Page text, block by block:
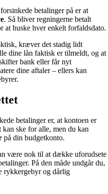
betalinger på er at
. Så bliver regningerne betalt
at huske hver enkelt forfaldsdato.
kræver det stadig lidt
dine lån faktisk er tilmeldt, og at
bank eller får nyt
dine aftaler – ellers kan
betalinger er, at kontoen er
ske for alle, men du kan
på din budgetkonto.
være nok til at dække uforudsete
På den måde undgår du,
rykkergebyr og dårlig